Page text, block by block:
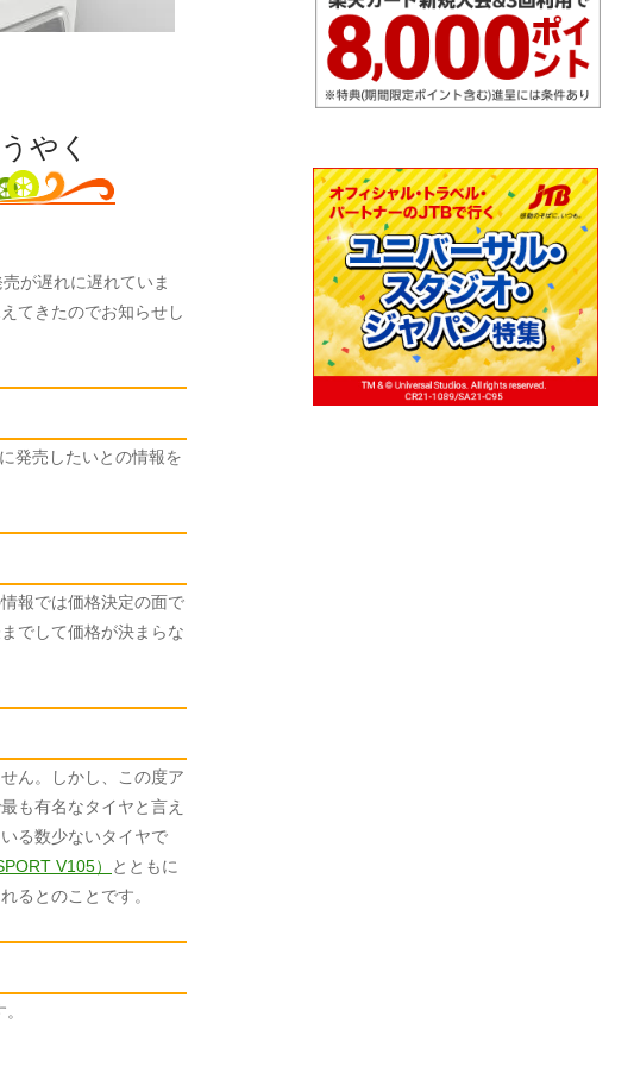
やく
が遅れに遅れていま
てきたのでお知らせし
発売したいとの情報を
報では価格決定の面で
でして価格が決まらな
ん。しかし、この度ア
も有名なタイヤと言え
る数少ないタイヤで
V105）
とともに
るとのことです。